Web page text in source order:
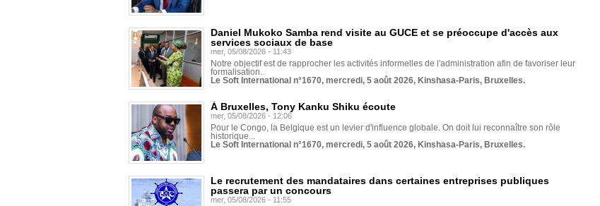
Daniel Mukoko Samba rend visite au GUCE et se préoccupe d'accès aux
services sociaux de base
mer, 05/08/2026 - 11:43
Notre objectif est de rapprocher les activités informelles de l'administration afin de favoriser leur
formalisation.
Le Soft International n°1670, mercredi, 5 août 2026, Kinshasa-Paris, Bruxelles.
À Bruxelles, Tony Kanku Shiku écoute
mer, 05/08/2026 - 12:06
Pour le Congo, la Belgique est un levier d'influence globale. On doit lui reconnaître son rôle
historique...
Le Soft International n°1670, mercredi, 5 août 2026, Kinshasa-Paris, Bruxelles.
Le recrutement des mandataires dans certaines entreprises publiques
passera par un concours
mer, 05/08/2026 - 11:55